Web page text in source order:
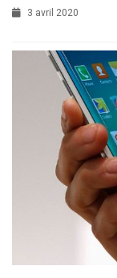
3 avril 2020